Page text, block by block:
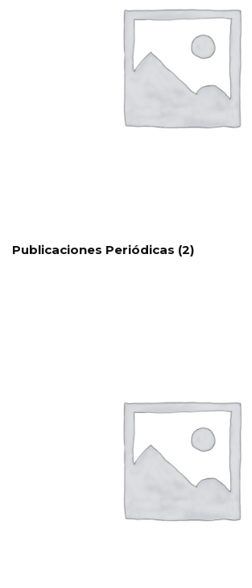
Publicaciones Periódicas (2)